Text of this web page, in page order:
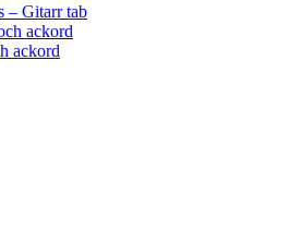
– Gitarr tab
ackord
ackord